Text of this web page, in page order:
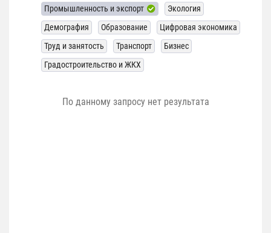
Промышленность и экспорт
Экология
Демография
Образование
Цифровая экономика
Труд и занятость
Транспорт
Бизнес
Градостроительство и ЖКХ
По данному запросу нет результата